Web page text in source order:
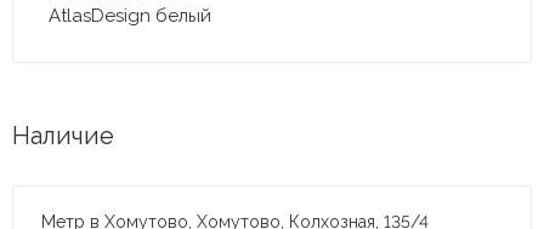
AtlasDesign белый
Наличие
Метр в Хомутово, Хомутово, Колхозная, 135/4